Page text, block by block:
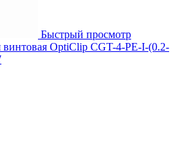
Быстрый просмотр
OptiClip CGT-4-PE-I-(0.2-